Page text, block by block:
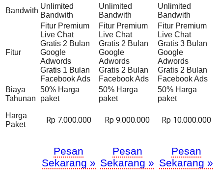
Bandwith
Unlimited
Bandwith
Unlimited
Bandwith
Unlimited
Bandwith
Fitur
Fitur Premium
Live Chat
Gratis 2 Bulan
Google
Adwords
Gratis 1 Bulan
Facebook Ads
Fitur Premium
Live Chat
Gratis 2 Bulan
Google
Adwords
Gratis 2 Bulan
Facebook Ads
Fitur Premium
Live Chat
Gratis 3 Bulan
Google
Adwords
Gratis 2 Bulan
Facebook Ads
Biaya
Tahunan
50% Harga
paket
50% Harga
paket
50% Harga
paket
Harga
Paket
Rp 7.000.000 Rp 9.000.000 Rp 10.000.000
Pesan
Sekarang »
Pesan
Sekarang »
Pesan
Sekarang »